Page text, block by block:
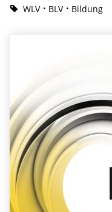
WLV
BLV Bildung